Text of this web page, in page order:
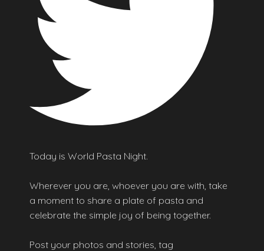
Today is World Pasta Night.
Wherever you are, whoever you are with, take
a moment to share a plate of pasta and
celebrate the simple joy of being together.
Post your photos and stories, tag